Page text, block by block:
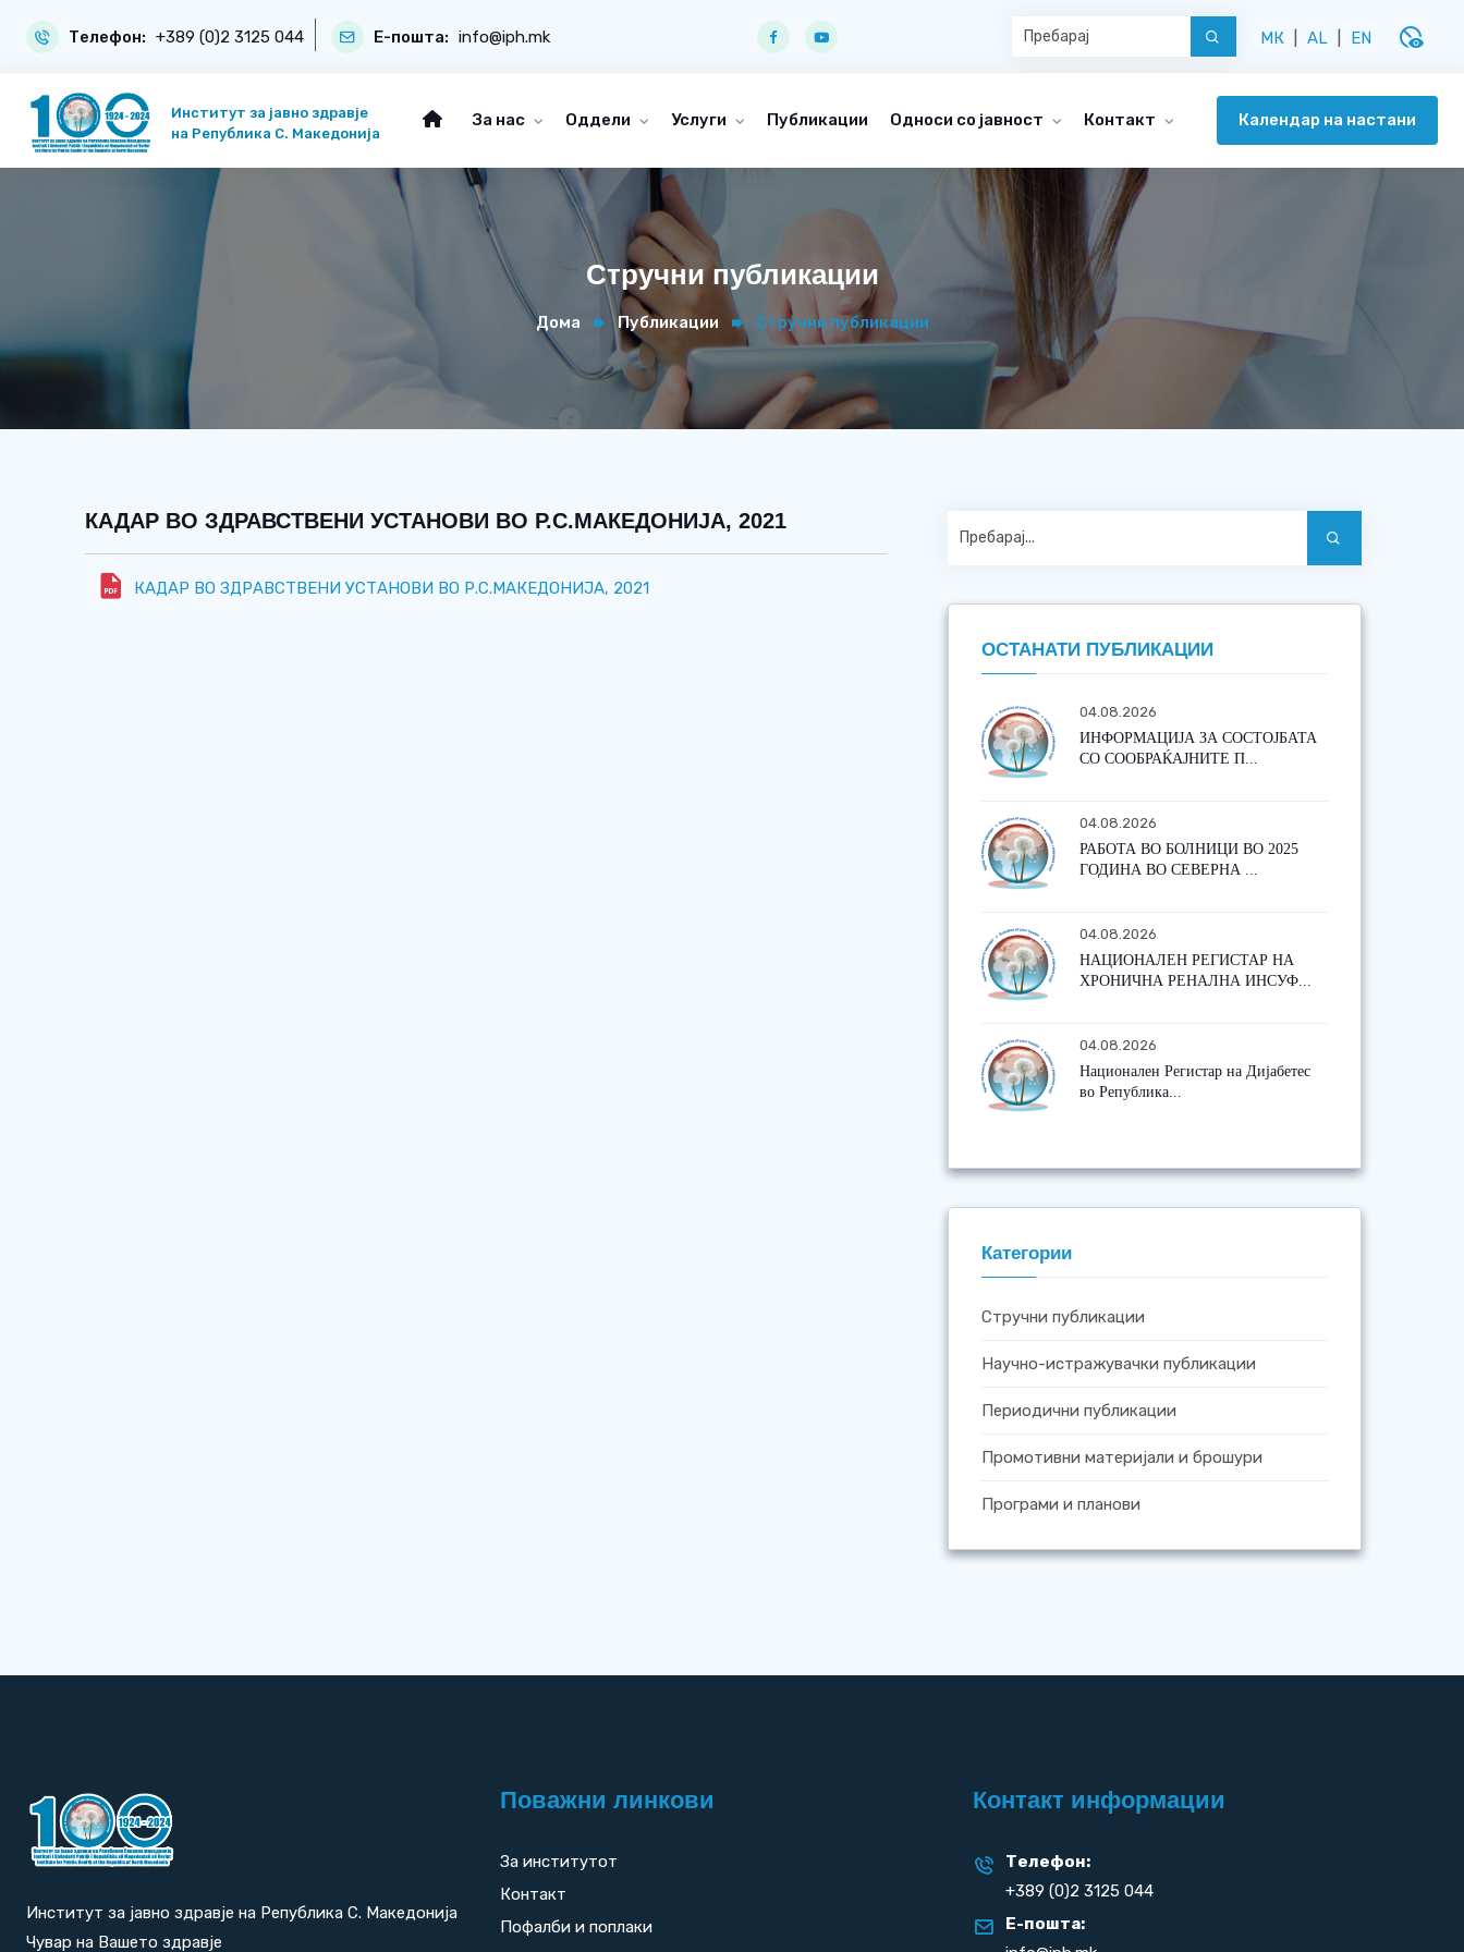
Телефон: +389 (0)2 3125 044 Е-пошта: info@iph.mk МК AL EN disabled_visible
Институт за јавно здравје
на Република С. Македонија
За нас Оддели Услуги Публикации Односи со јавност Контакт Календар на настани
Стручни публикации
Дома Публикации Стручни публикации
КАДАР ВО ЗДРАВСТВЕНИ УСТАНОВИ ВО Р.С.МАКЕДОНИJА, 2021
КАДАР ВО ЗДРАВСТВЕНИ УСТАНОВИ ВО Р.С.МАКЕДОНИJА, 2021
ОСТАНАТИ ПУБЛИКАЦИИ
04.08.2026
ИНФОРМАЦИЈА ЗА СОСТОЈБАТА
СО СООБРАЌАЈНИТЕ П...
04.08.2026
РАБОТА ВО БОЛНИЦИ ВО 2025
ГОДИНА ВО СЕВЕРНА ...
04.08.2026
НАЦИОНАЛЕН РЕГИСТАР НА
ХРОНИЧНА РЕНАЛНА ИНСУФ...
04.08.2026
Национален Регистар на Дијабетес
во Република...
Категории
Стручни публикации
Научно-истражувачки публикации
Периодични публикации
Промотивни материјали и брошури
Програми и планови
Институт за јавно здравје на Република С. Македонија
Чувар на Вашето здравје
Поважни линкови
За институтот
Контакт
Пофалби и поплаки
Контакт информации
Телефон:
+389 (0)2 3125 044
Е-пошта: